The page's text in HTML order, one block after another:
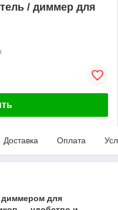
/ диммер для
Доставка Оплата
для